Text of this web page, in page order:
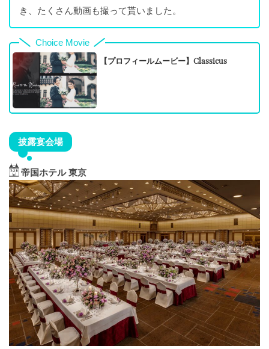
き、たくさん動画も撮って貰いました。
Choice Movie
【プロフィールムービー】Classicus
披露宴会場
帝国ホテル 東京